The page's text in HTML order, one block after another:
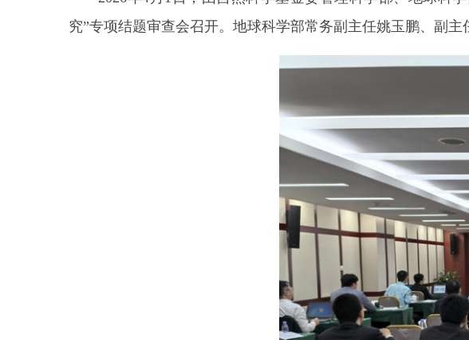
究”专项结题审查会召开。地球科学部常务副主任姚玉鹏、副